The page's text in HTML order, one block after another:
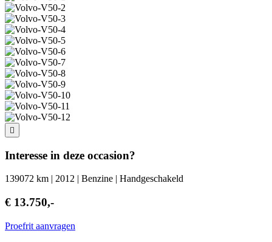
Interesse in deze occasion?
139072 km | 2012 | Benzine | Handgeschakeld
€ 13.750,-
Proefrit aanvragen